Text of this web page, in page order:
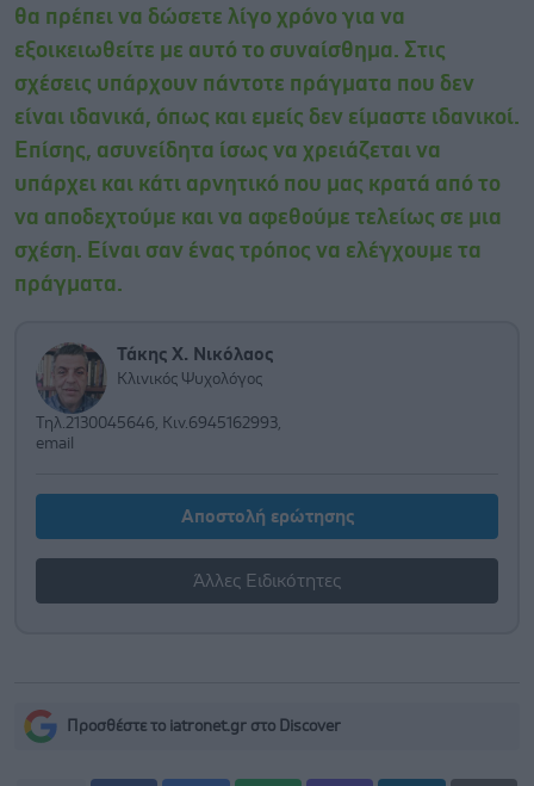
θα πρέπει να δώσετε λίγο χρόνο για να
εξοικειωθείτε με αυτό το συναίσθημα. Στις
σχέσεις υπάρχουν πάντοτε πράγματα που δεν
είναι ιδανικά, όπως και εμείς δεν είμαστε ιδανικοί.
Επίσης, ασυνείδητα ίσως να χρειάζεται να
υπάρχει και κάτι αρνητικό που μας κρατά από το
να αποδεχτούμε και να αφεθούμε τελείως σε μια
σχέση. Είναι σαν ένας τρόπος να ελέγχουμε τα
πράγματα.
Τάκης Χ. Νικόλαος
Κλινικός Ψυχολόγος
Τηλ.2130045646, Κιν.6945162993,
email
Αποστολή ερώτησης
Άλλες Ειδικότητες
Προσθέστε το iatronet.gr στο Discover